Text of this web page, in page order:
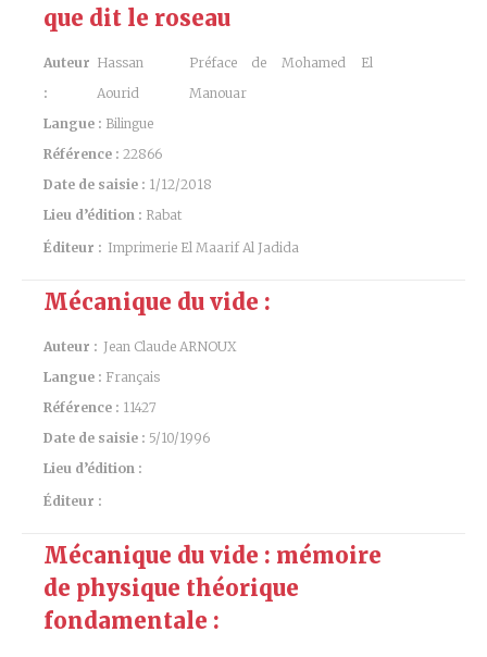
que dit le roseau
Auteur
:
Hassan
Aourid
Préface de Mohamed El
Manouar
Langue : Bilingue
Référence : 22866
Date de saisie : 1/12/2018
Lieu d’édition : Rabat
Éditeur : Imprimerie El Maarif Al Jadida
Mécanique du vide :
Auteur : Jean Claude ARNOUX
Langue : Français
Référence : 11427
Date de saisie : 5/10/1996
Lieu d’édition :
Éditeur :
Mécanique du vide : mémoire
de physique théorique
fondamentale :